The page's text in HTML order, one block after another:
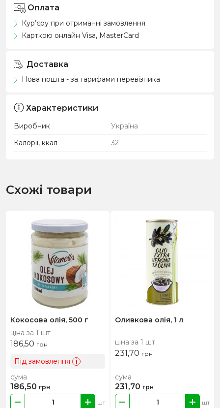
Оплата
Кур’єру при отриманні замовлення
Карткою онлайн Visa, MasterCard
Доставка
Нова пошта - за тарифами перевізника
Характеристики
Виробник
Україна
Калорії, ккал
32
Схожі товари
Кокосова олія, 500 г
ціна за 1 шт
186,50 грн
Під замовлення i
шт
сума
186,50 грн
Оливкова олія, 1 л
ціна за 1 шт
231,70 грн
шт
сума
231,70 грн